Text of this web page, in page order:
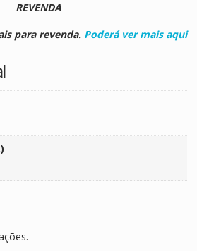
REVENDA
para revenda. Poderá ver mais aqui